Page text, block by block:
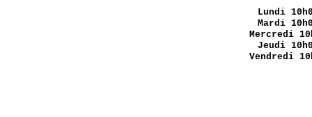
Lundi
Mardi
Mercredi
Jeudi
Vendredi